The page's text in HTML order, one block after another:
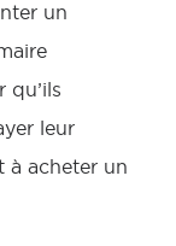
un
qu’ils
leur
à acheter un